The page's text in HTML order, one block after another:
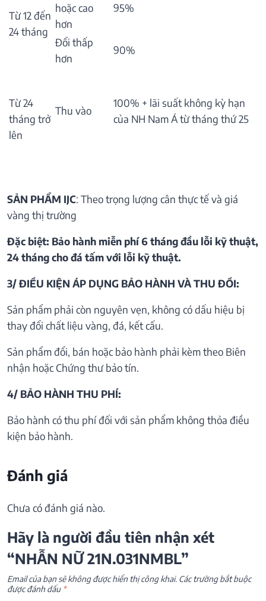
Từ 12 đến
24 tháng
hoặc cao
hơn
95%
Đổi thấp
hơn
90%
Từ 24
tháng trở
lên
Thu vào
100% + lãi suất không kỳ hạn
của NH Nam Á từ tháng thứ 25
SẢN PHẨM IJC: Theo trọng lượng cân thực tế và giá
vàng thị trường
Đặc biệt: Bảo hành miễn phí 6 tháng đầu lỗi kỹ thuật,
24 tháng cho đá tấm với lỗi kỹ thuật.
3/ ĐIỀU KIỆN ÁP DỤNG BẢO HÀNH VÀ THU ĐỒI:
Sản phẩm phải còn nguyên vẹn, không có dấu hiệu bị
thay đổi chất liệu vàng, đá, kết cấu.
Sản phẩm đổi, bán hoặc bảo hành phải kèm theo Biên
nhận hoặc Chứng thư bảo tín.
4/ BẢO HÀNH THU PHÍ:
Bảo hành có thu phí đối với sản phẩm không thỏa điều
kiện bảo hành.
Đánh giá
Chưa có đánh giá nào.
Hãy là người đầu tiên nhận xét
“NHẪN NỮ 21N.031NMBL”
Email của bạn sẽ không được hiển thị công khai. Các trường bắt buộc
được đánh dấu *